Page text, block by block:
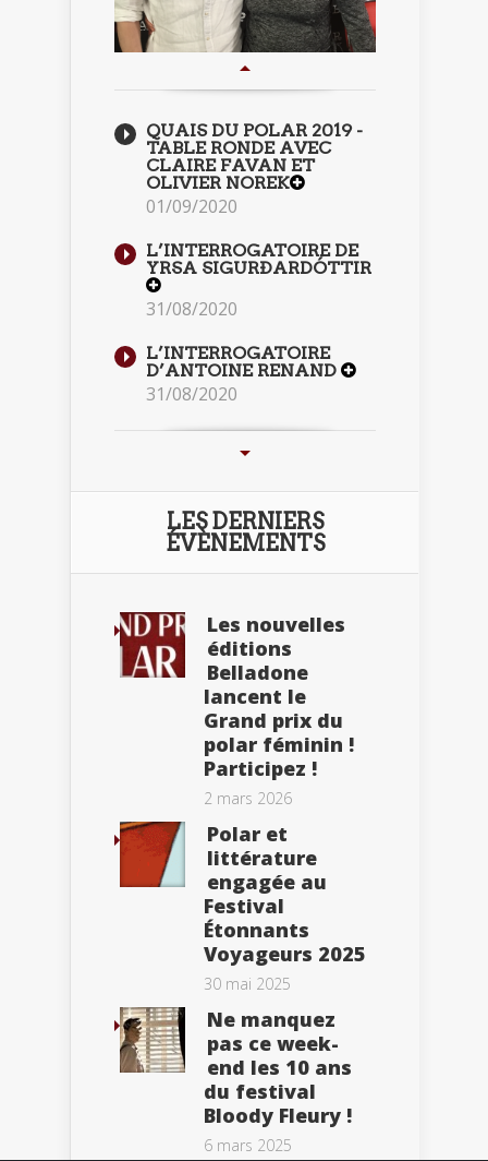
QUAIS DU POLAR 2019 -
TABLE RONDE AVEC
CLAIRE FAVAN ET
OLIVIER NOREK
01/09/2020
L’INTERROGATOIRE DE
YRSA SIGURÐARDÓTTIR
31/08/2020
L’INTERROGATOIRE
D’ANTOINE RENAND
31/08/2020
LES DERNIERS
ÉVÈNEMENTS
Les nouvelles
éditions
Belladone
lancent le
Grand prix du
polar féminin !
Participez !
2 mars 2026
Polar et
littérature
engagée au
Festival
Étonnants
Voyageurs 2025
30 mai 2025
Ne manquez
pas ce week-
end les 10 ans
du festival
Bloody Fleury !
6 mars 2025